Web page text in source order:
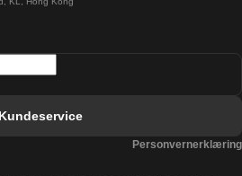
Sevilla Tog
Kundeservice
Personvernerklæring